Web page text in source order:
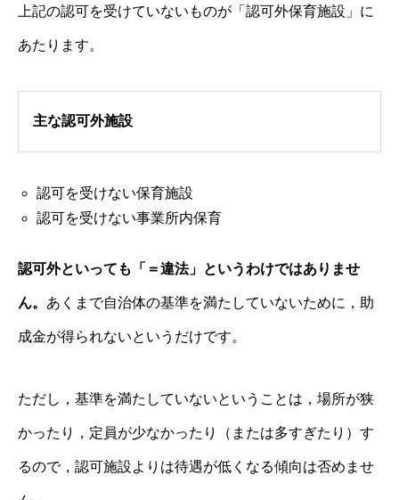
上記の認可を受けていないものが「認可外保育施設」に
あたります。
主な認可外施設
認可を受けない保育施設
認可を受けない事業所内保育
認可外といっても「＝違法」というわけではありませ
ん。 あくまで自治体の基準を満たしていないために，助
成金が得られないというだけです。
ただし，基準を満たしていないということは，場所が狭
かったり，定員が少なかったり（または多すぎたり）す
るので，認可施設よりは待遇が低くなる傾向は否めませ